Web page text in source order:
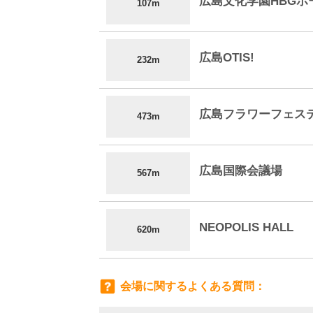
107m
232m 広島OTIS!
473m 広島フラワーフェス
567m 広島国際会議場
620m NEOPOLIS HALL
会場に関するよくある質問